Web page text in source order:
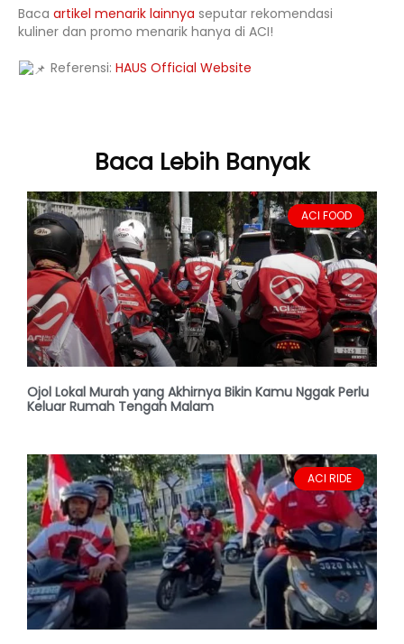
Baca artikel menarik lainnya seputar rekomendasi
kuliner dan promo menarik hanya di ACI!
Referensi: HAUS Official Website
Baca Lebih Banyak
ACI FOOD
Ojol Lokal Murah yang Akhirnya Bikin Kamu Nggak Perlu
Keluar Rumah Tengah Malam
ACI RIDE